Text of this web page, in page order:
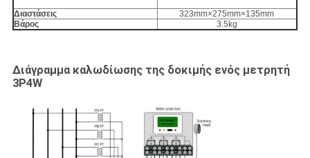
Διαστάσεις
323mm×275mm×135mm
Βάρος
3.5kg
Διάγραμμα καλωδίωσης της δοκιμής ενός μετρητή
3P4W